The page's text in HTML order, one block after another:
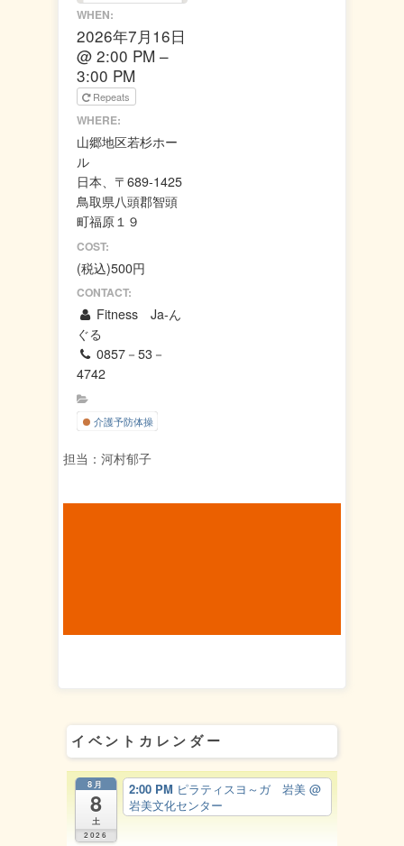
した。
この
ウェ
ブサ
イト
有者
です
WHEN:
2026年7月16日
@ 2:00 PM –
3:00 PM
Repeats
WHERE:
山郷地区若杉ホー
ル
日本、〒689-1425
鳥取県八頭郡智頭
町福原１９
COST:
(税込)500円
CONTACT:
Fitness Ja-ん
ぐる
0857－53－
4742
介護予防体操
担当：河村郁子
イベントカレンダー
8月
8
土
2026
2:00 PM ピラティスヨ～ガ 岩美 @
岩美文化センター